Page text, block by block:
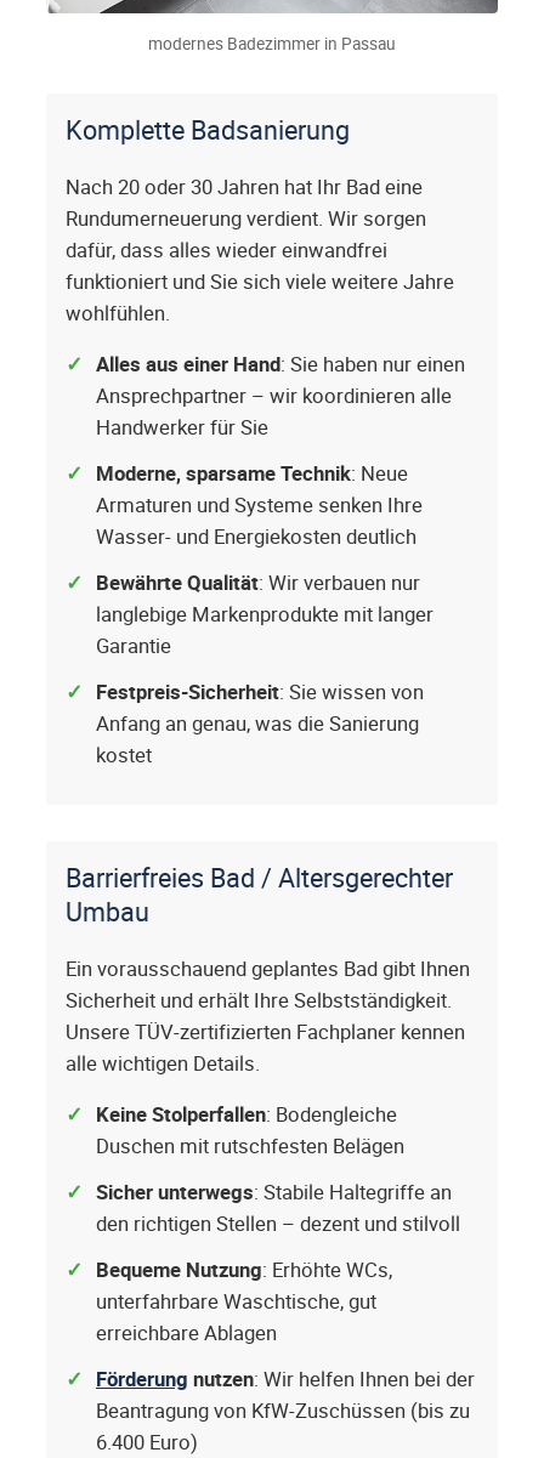
modernes Badezimmer in Passau
Komplette Badsanierung
Nach 20 oder 30 Jahren hat Ihr Bad eine
Rundumerneuerung verdient. Wir sorgen
dafür, dass alles wieder einwandfrei
funktioniert und Sie sich viele weitere Jahre
wohlfühlen.
Alles aus einer Hand: Sie haben nur einen
Ansprechpartner – wir koordinieren alle
Handwerker für Sie
Moderne, sparsame Technik: Neue
Armaturen und Systeme senken Ihre
Wasser- und Energiekosten deutlich
Bewährte Qualität: Wir verbauen nur
langlebige Markenprodukte mit langer
Garantie
Festpreis-Sicherheit: Sie wissen von
Anfang an genau, was die Sanierung
kostet
Barrierfreies Bad / Altersgerechter
Umbau
Ein vorausschauend geplantes Bad gibt Ihnen
Sicherheit und erhält Ihre Selbstständigkeit.
Unsere TÜV-zertifizierten Fachplaner kennen
alle wichtigen Details.
Keine Stolperfallen: Bodengleiche
Duschen mit rutschfesten Belägen
Sicher unterwegs: Stabile Haltegriffe an
den richtigen Stellen – dezent und stilvoll
Bequeme Nutzung: Erhöhte WCs,
unterfahrbare Waschtische, gut
erreichbare Ablagen
Förderung nutzen: Wir helfen Ihnen bei der
Beantragung von KfW-Zuschüssen (bis zu
6.400 Euro)